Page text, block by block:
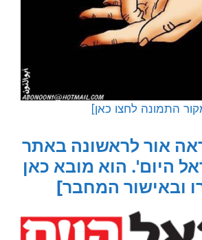
התמונה לחצו כאן]
אור לראשונה באתר
היום'. הוא מובא כאן
ובאישור המחבר]